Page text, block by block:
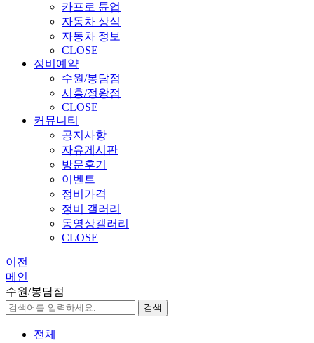
카프로 튠업
자동차 상식
자동차 정보
CLOSE
정비예약
수원/봉담점
시흥/정왕점
CLOSE
커뮤니티
공지사항
자유게시판
방문후기
이벤트
정비가격
정비 갤러리
동영상갤러리
CLOSE
이전
메인
수원/봉담점
검색
전체